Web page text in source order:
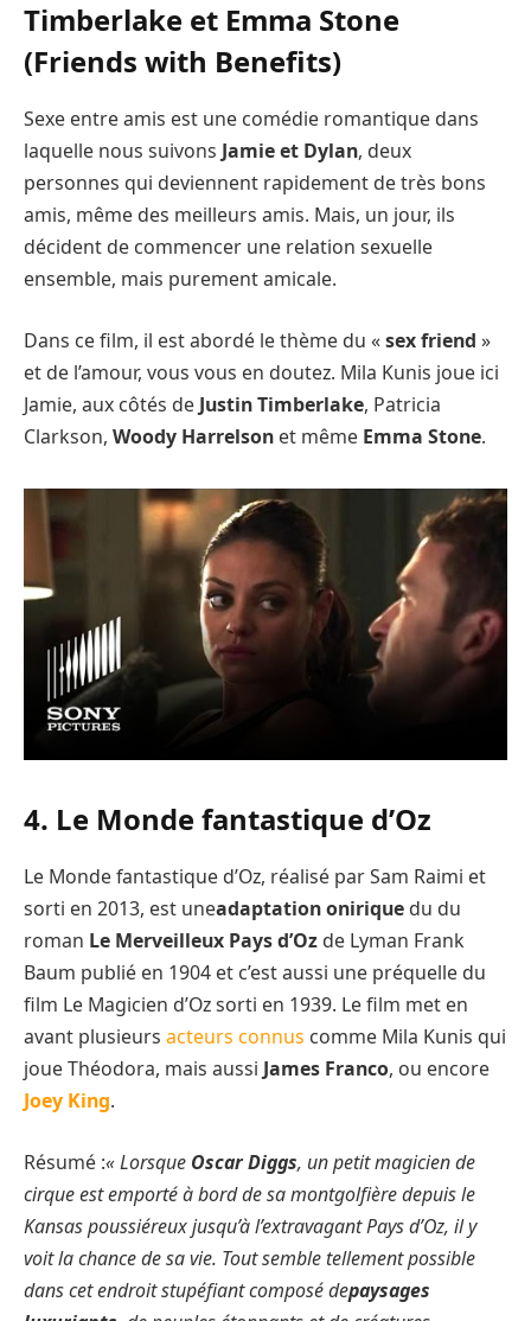
Timberlake et Emma Stone
(Friends with Benefits)
Sexe entre amis est une comédie romantique dans
laquelle nous suivons Jamie et Dylan, deux
personnes qui deviennent rapidement de très bons
amis, même des meilleurs amis. Mais, un jour, ils
décident de commencer une relation sexuelle
ensemble, mais purement amicale.
Dans ce film, il est abordé le thème du «sex friend »
et de l’amour, vous vous en doutez. Mila Kunis joue ici
Jamie, aux côtés de Justin Timberlake, Patricia
Clarkson, Woody Harrelson et même Emma Stone.
4. Le Monde fantastique d’Oz
Le Monde fantastique d’Oz, réalisé par Sam Raimi et
sorti en 2013, est uneadaptation onirique du du
roman Le Merveilleux Pays d’Oz de Lyman Frank
Baum publié en 1904 et c’est aussi une préquelle du
film Le Magicien d’Oz sorti en 1939. Le film met en
avant plusieurs acteurs connus comme Mila Kunis qui
joue Théodora, mais aussi James Franco, ou encore
Joey King.
Résumé :« Lorsque Oscar Diggs, un petit magicien de
cirque est emporté à bord de sa montgolfière depuis le
Kansas poussiéreux jusqu’à l’extravagant Pays d’Oz, il y
voit la chance de sa vie. Tout semble tellement possible
dans cet endroit stupéfiant composé depaysages